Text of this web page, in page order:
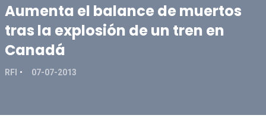
Aumenta el balance de muertos
tras la explosión de un tren en
Canadá
RFI 07-07-2013